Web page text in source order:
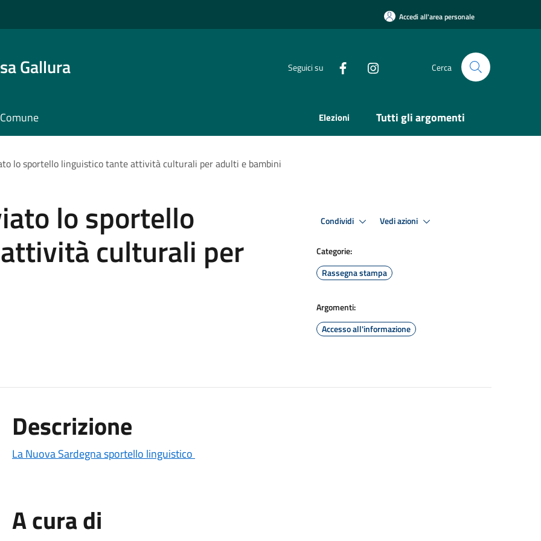
Accedi all'area personale
Gallura Seguici su Cerca
Elezioni Tutti gli argomenti
lo sportello linguistico tante attività culturali per adulti e bambini
lo sportello
culturali per
Condividi Vedi azioni
Categorie:
Rassegna stampa
Argomenti:
Accesso all'informazione
Descrizione
La Nuova Sardegna sportello linguistico
A cura di